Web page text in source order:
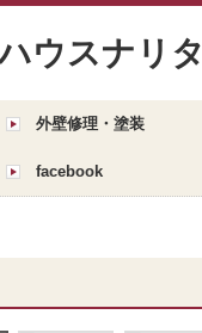
ウスナリタ
外壁修理・塗装
facebook